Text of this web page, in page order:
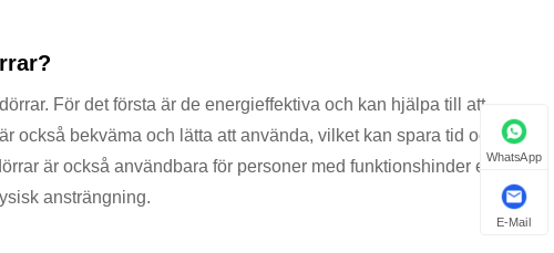
För det första är de energieffektiva och kan hjälpa till att
bekväma och lätta att använda, vilket kan spara tid och
är också användbara för personer med funktionshinder eller
ansträngning.
WhatsApp
E-Mail